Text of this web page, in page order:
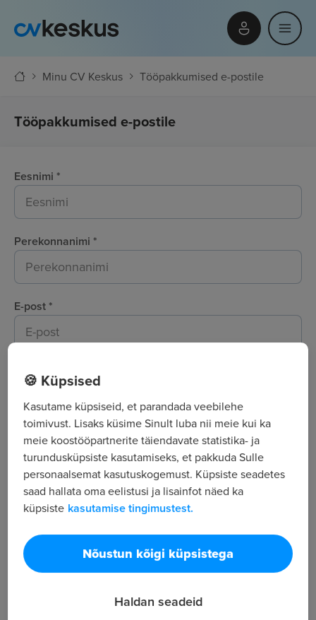
Minu CV Keskus Tööpakkumised e-postile
Tööpakkumised e-postile
Eesnimi *
Perekonnanimi *
E-post*
Vali ametikoha tase
Ametinimetus
Asukoht
Kategooriad
🍪 Küpsised
Kasutame küpsiseid, et parandada veebilehe
toimivust. Lisaks küsime Sinult luba nii meie kui ka
meie koostööpartnerite täiendavate statistika- ja
turundusküpsiste kasutamiseks, et pakkuda Sulle
personaalsemat kasutuskogemust. Küpsiste seadetes
saad hallata oma eelistusi ja lisainfot näed ka
küpsiste kasutamise tingimustest.
Nõustun kõigi küpsistega
Haldan seadeid